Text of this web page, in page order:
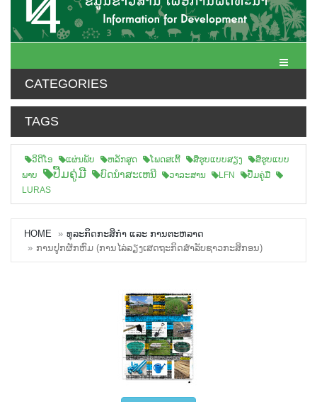
Toggle
CATEGORIES
TAGS
ວິດີໂອ ແຜ່ນພັບ ຫລັກສູດ ໂພດສເຕີ້ ສືຮູບແບບສຽງ
ສື່ຮູບແບບ
ພາບ
ປື້ມຄູ່ມື ບົດນຳສະເຫນີ ວາລະສານ LFN
ປື້ມຄູ່ມື
LURAS
HOME
ທຸລະກິດກະສິກຳ ແລະ ການຕະຫລາດ
ການປູກຜັກຫົມ (ການໄລ່ລຽງເສດຖະກິດສໍາລັບຊາວກະສິກອນ)